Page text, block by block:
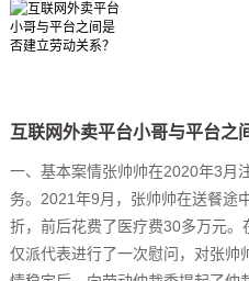
互联网外卖平台小哥与平台之
一、基本案情张帅帅在2020年3月
务。2021年9月，张帅帅在送餐途
折，前后花费了医疗费30多万元。
仅派代表进行了一次慰问，对张帅